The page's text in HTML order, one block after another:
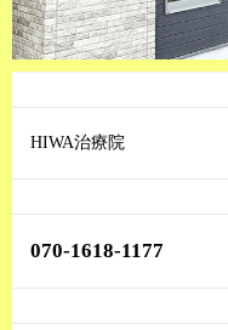
HIWA治療院
070-1618-1177